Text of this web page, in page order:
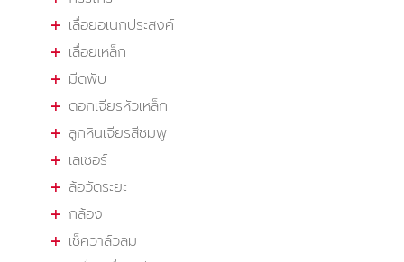
เลื่อยอเนกประสงค์
เลื่อยเหล็ก
มีดพับ
ดอกเจียรหัวเหล็ก
ลูกหินเจียรสีชมพู
เลเซอร์
ล้อวัดระยะ
กล้อง
เช็ควาล์วลม